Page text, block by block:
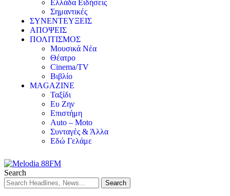
Ελλάδα Ειδήσεις
Σημαντικές
ΣΥΝΕΝΤΕΥΞΕΙΣ
ΑΠΟΨΕΙΣ
ΠΟΛΙΤΙΣΜΟΣ
Μουσικά Νέα
Θέατρο
Cinema/TV
Βιβλίο
MAGAZINE
Ταξίδι
Ευ Ζην
Επιστήμη
Auto – Moto
Συνταγές & Άλλα
Εδώ Γελάμε
Search